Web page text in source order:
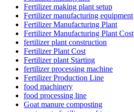
Fertilizer making plant setup
Fertilizer manufacturing equipment
Fertilizer Manufacturing Plant
Fertilizer Manufacturing Plant Cost
fertilizer plant construction
Fertilizer Plant Cost
Fertilizer plant Starting
fertilizer processing machine
Fertilizer Production Line
food machinery
food processing line
Goat manure composting